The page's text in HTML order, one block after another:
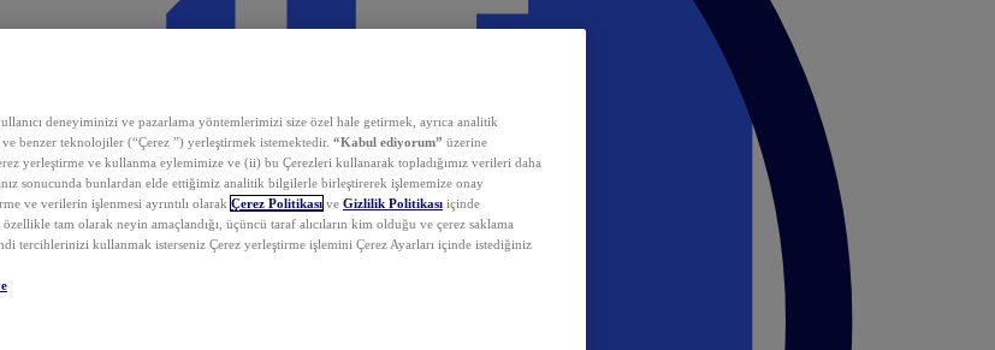
deneyiminizi ve pazarlama yöntemlerimizi size özel hale getirmek, ayrıca analitik
ve benzer teknolojiler (“Çerez ”) yerleştirmek istemektedir. “Kabul ediyorum” üzerine
yerleştirme ve kullanma eylemimize ve (ii) bu Çerezleri kullanarak topladığımız verileri daha
sonucunda bunlardan elde ettiğimiz analitik bilgilerle birleştirerek işlememize onay
ve verilerin işlenmesi ayrıntılı olarak Çerez Politikası ve Gizlilik Politikası içinde
özellikle tam olarak neyin amaçlandığı, üçüncü taraf alıcıların kim olduğu ve çerez saklama
tercihlerinizi kullanmak isterseniz Çerez yerleştirme işlemini Çerez Ayarları içinde istediğiniz